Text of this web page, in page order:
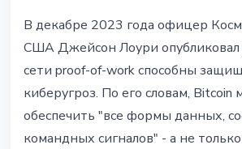
В декабре 2023 года офицер
США Джейсон Лоури опубликовал
сети proof-of-work способны
киберугроз. По его словам, Bitcoin
обеспечить "все формы данных,
командных сигналов" - а не